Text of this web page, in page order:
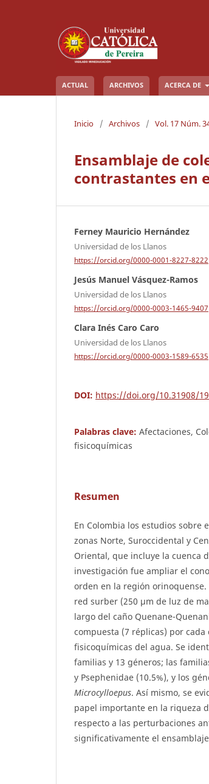
ACTUAL ARCHIVOS ACERCA DE
Inicio / Archivos / Vol. 17 Núm.
Ensamblaje de
contrastantes en
Ferney Mauricio Hernández
Universidad de los Llanos
https://orcid.org/0000-0001-8227-8222
Jesús Manuel Vásquez-Ramos
Universidad de los Llanos
https://orcid.org/0000-0003-1465-9407
Clara Inés Caro Caro
Universidad de los Llanos
https://orcid.org/0000-0003-1589-6535
DOI: https://doi.org/10.31908/
Palabras clave: Afectaciones,
fisicoquímicas
Resumen
En Colombia los estudios sobre
zonas Norte, Suroccidental y
Oriental, que incluye la cuenca
investigación fue ampliar el
orden en la región
red surber (250 µm de luz de
largo del caño Quenane-
compuesta (7 réplicas) por
fisicoquímicas del agua. Se
familias y 13 géneros; las
y Psephenidae (10.5%), y los
Microcylloepus. Así mismo, se
papel importante en la riqueza
respecto a las perturbaciones
significativamente el